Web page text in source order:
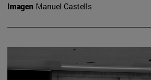
Imagen Manuel Castells